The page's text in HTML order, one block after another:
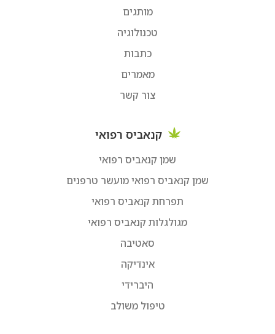
מותגים
טכנולוגיה
כתבות
מאמרים
צור קשר
קנאביס רפואי
שמן קנאביס רפואי
שמן קנאביס רפואי מועשר טרפנים
תפרחת קנאביס רפואי
מגולגלות קנאביס רפואי
סאטיבה
אינדיקה
היברידי
טיפול משולב